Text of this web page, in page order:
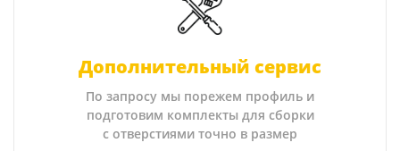
Дополнительный сервис
По запросу мы порежем профиль и
подготовим комплекты для сборки
с отверстиями точно в размер